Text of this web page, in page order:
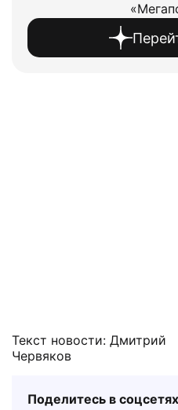
Текст новости: Дмитрий
Червяков
Поделитесь в соцсетях